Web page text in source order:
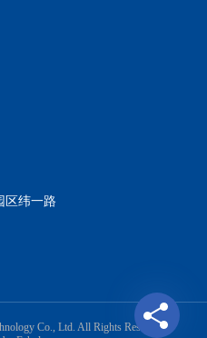
区纬一路
Co., Ltd. All Rights Reserved.